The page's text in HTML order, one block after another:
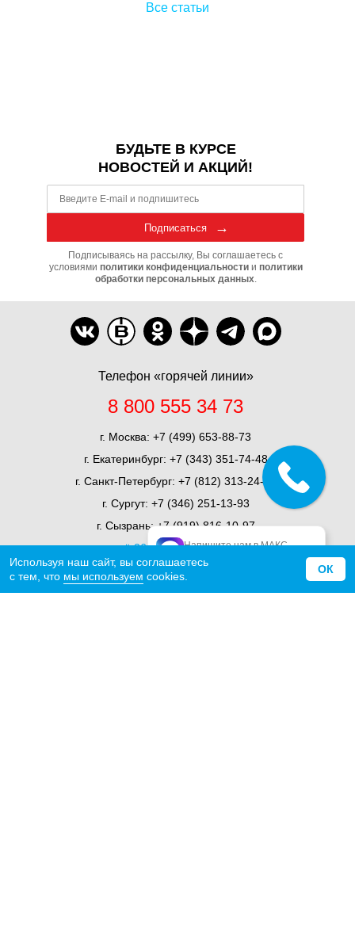
Все статьи
О компании
Телефон «горячей линии»
8 800 555 34 73
г. Москва: +7 (499) 653-88-73
г. Екатеринбург: +7 (343) 351-74-48
г. Санкт-Петербург: +7 (812) 313-24-71
г. Сургут: +7 (346) 251-13-93
г. Сызрань:+7 (919) 816-10-97
ещё 36 представительств
БУДЬТЕ В КУРСЕ
НОВОСТЕЙ И АКЦИЙ!
Подписаться
Подписываясь на рассылку, Вы соглашаетесь с
условиями политики конфиденциальностии политики
обработки персональных данных.
Напишите нам в МАКС
официальный МАКС
Используя наш сайт, вы соглашаетесь
с тем, что мы используем cookies.
ОК